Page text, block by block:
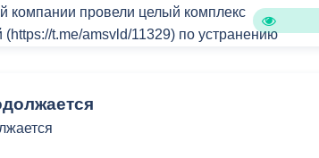
компании провели целый комплекс
(https://t.me/amsvld/11329) по устранению
компании:
24.